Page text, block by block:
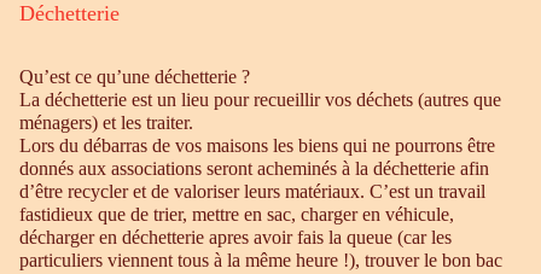
Déchetterie
Qu’est ce qu’une déchetterie ?
La déchetterie est un lieu pour recueillir vos déchets (autres que
ménagers) et les traiter.
Lors du débarras de vos maisons les biens qui ne pourrons être
donnés aux associations seront acheminés à la déchetterie afin
d’être recycler et de valoriser leurs matériaux. C’est un travail
fastidieux que de trier, mettre en sac, charger en véhicule,
décharger en déchetterie apres avoir fais la queue (car les
particuliers viennent tous à la même heure !), trouver le bon bac